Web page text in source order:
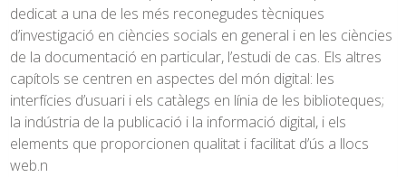
dedicat a una de les més reconegudes tècniques
d’investigació en ciències socials en general i en les ciències
de la documentació en particular, l’estudi de cas. Els altres
capítols se centren en aspectes del món digital: les
interfícies d’usuari i els catàlegs en línia de les biblioteques;
la indústria de la publicació i la informació digital, i els
elements que proporcionen qualitat i facilitat d’ús a llocs
web.n